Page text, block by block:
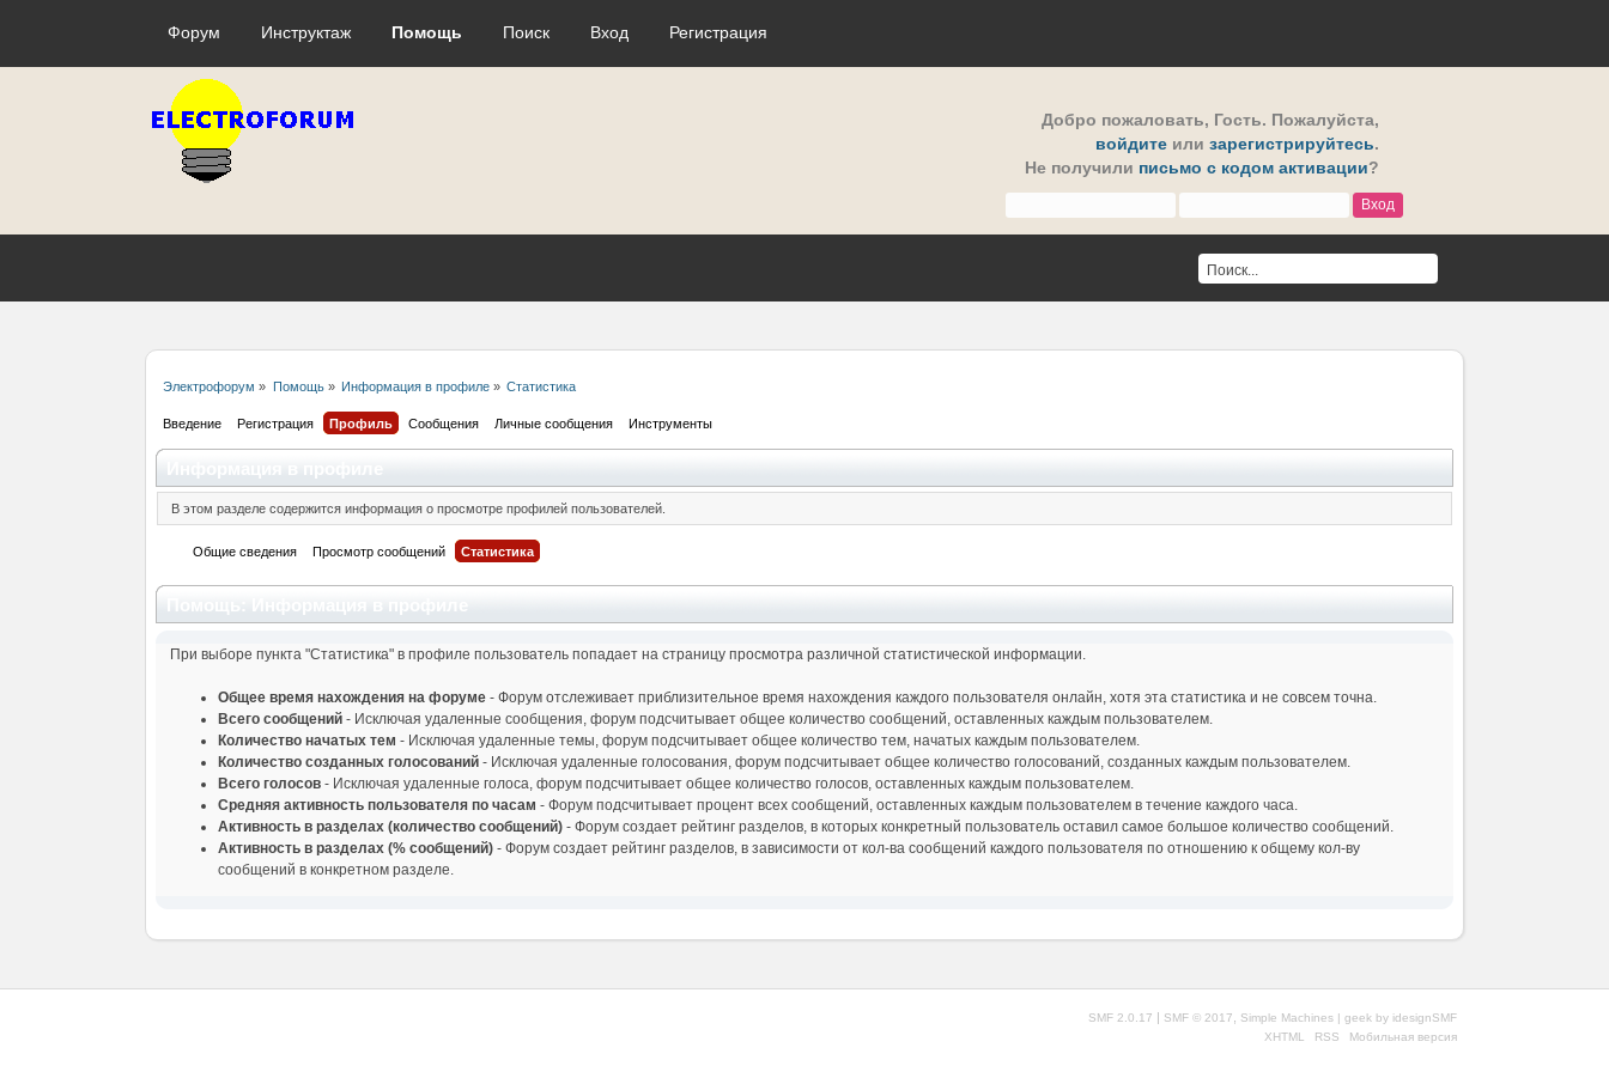
Форум Инструктаж Помощь Поиск Вход Регистрация
Добро пожаловать, Гость. Пожалуйста,
войдите или зарегистрируйтесь.
Не получили письмо с кодом активации?
Электрофорум » Помощь» Информация в профиле» Статистика
Введение Регистрация Профиль Сообщения Личные сообщения Инструменты
В этом разделе содержится информация о просмотре профилей пользователей.
Общие сведения Просмотр сообщений Статистика
При выборе пункта "Статистика" в профиле пользователь попадает на страницу просмотра различной статистической информации.
Общее время нахождения на форуме - Форум отслеживает приблизительное время нахождения каждого пользователя онлайн, хотя эта статистика и не совсем точна.
Всего сообщений - Исключая удаленные сообщения, форум подсчитывает общее количество сообщений, оставленных каждым пользователем.
Количество начатых тем - Исключая удаленные темы, форум подсчитывает общее количество тем, начатых каждым пользователем.
Количество созданных голосований - Исключая удаленные голосования, форум подсчитывает общее количество голосований, созданных каждым пользователем.
Всего голосов - Исключая удаленные голоса, форум подсчитывает общее количество голосов, оставленных каждым пользователем.
Средняя активность пользователя по часам - Форум подсчитывает процент всех сообщений, оставленных каждым пользователем в течение каждого часа.
Активность в разделах (количество сообщений) - Форум создает рейтинг разделов, в которых конкретный пользователь оставил самое большое количество сообщений.
Активность в разделах (% сообщений) - Форум создает рейтинг разделов, в зависимости от кол-ва сообщений каждого пользователя по отношению к общему кол-ву
сообщений в конкретном разделе.
SMF 2.0.17 | SMF © 2017 Simple Machines | geek by idesignSMF
XHTML
RSS Мобильная версия